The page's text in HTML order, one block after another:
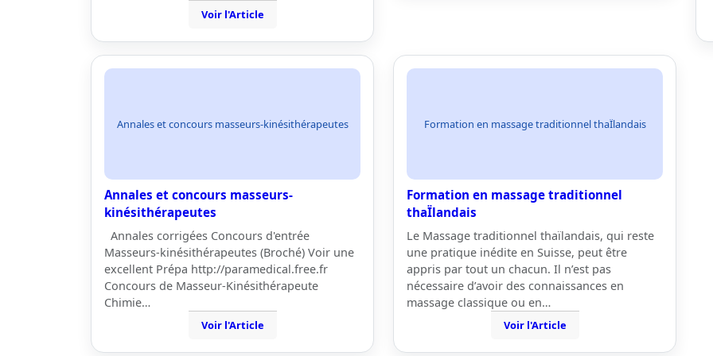
Voir l'Article
Annales et concours masseurs-kinésithérapeutes
Annales et concours masseurs-
kinésithérapeutes
Annales corrigées Concours d'entrée
Masseurs-kinésithérapeutes (Broché) Voir une
excellent Prépa http://paramedical.free.fr
Concours de Masseur-Kinésithérapeute
Chimie…
Voir l'Article
Formation en massage traditionnel thaÏlandais
Formation en massage traditionnel
thaÏlandais
Le Massage traditionnel thaïlandais, qui reste
une pratique inédite en Suisse, peut être
appris par tout un chacun. Il n’est pas
nécessaire d’avoir des connaissances en
massage classique ou en…
Voir l'Article